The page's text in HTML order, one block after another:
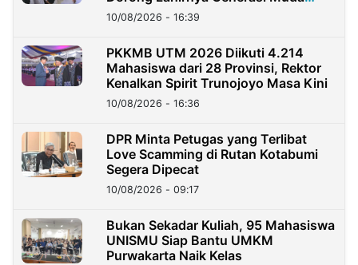
Berkarakter
10/08/2026 - 16:39
PKKMB UTM 2026 Diikuti 4.214
Mahasiswa dari 28 Provinsi, Rektor
Kenalkan Spirit Trunojoyo Masa Kini
10/08/2026 - 16:36
DPR Minta Petugas yang Terlibat
Love Scamming di Rutan Kotabumi
Segera Dipecat
10/08/2026 - 09:17
Bukan Sekadar Kuliah, 95 Mahasiswa
UNISMU Siap Bantu UMKM
Purwakarta Naik Kelas